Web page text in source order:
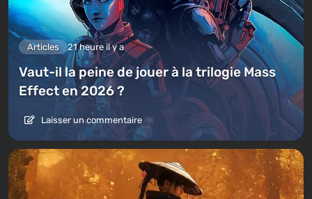
Articles 21 heure il y a
Vaut-il la peine de jouer à la trilogie Mass
Effect en 2026 ?
Laisser un commentaire